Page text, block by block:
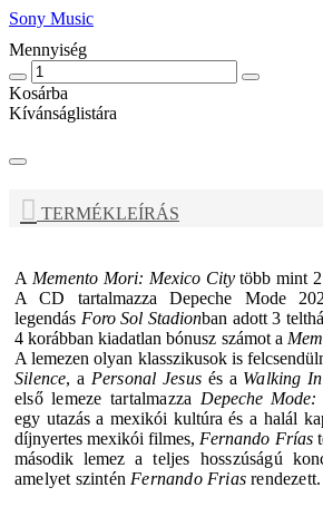
Sony Music
Mennyiség
Kosárba
Kívánságlistára
TERMÉKLEÍRÁS
A Memento Mori: Mexico Citytöbb mint
A CD tartalmazzaDepeche Mode
legendás Foro Sol Stadionban adott 3
4 korábban kiadatlan bónusz számot a
A lemezen olyan klasszikusok is
Silence, a Personal Jesus és a Walking
első lemeze tartalmazza Depeche
egy utazás a mexikói kultúra és a halál
díjnyertes mexikói filmes, Fernando Frías
második lemeza teljes hosszúságú
amelyet szintén Fernando Frias rendezett.